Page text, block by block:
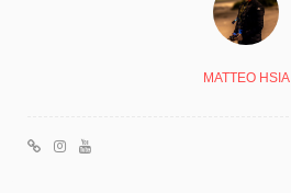
MATTEO HSIA